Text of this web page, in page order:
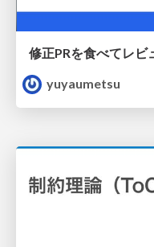
yuyaumetsu